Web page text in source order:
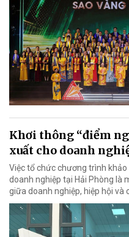
Khơi thông “điểm
xuất cho doanh
Việc tổ chức chương trình
doanh nghiệp tại Hải Phòng là
giữa doanh nghiệp, hiệp hội và